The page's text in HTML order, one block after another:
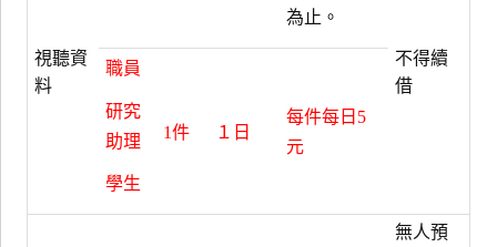
視聽資
料
為止。
不得續
借
職員
研究
助理
學生
1件 １日
每件每日5
元
無人預